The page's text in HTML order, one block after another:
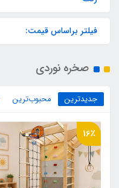
فیلتر براساس قیمت:
صخره نوردی
جدیدترین محبوب‌ترین
16٪